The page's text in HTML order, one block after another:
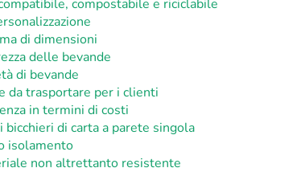
compostabile e riciclabile
di dimensioni
delle bevande
di bevande
da trasportare per i clienti
in termini di costi
bicchieri di carta a parete singola
isolamento
non altrettanto resistente